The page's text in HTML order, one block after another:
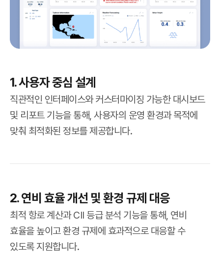
1. 사용자 중심 설계
직관적인 인터페이스와 커스터마이징 가능한 대시보드
및 리포트 기능을 통해, 사용자의 운영 환경과 목적에
맞춰 최적화된 정보를 제공합니다.
2. 연비 효율 개선 및 환경 규제 대응
최적 항로 계산과 CII 등급 분석 기능을 통해, 연비
효율을 높이고 환경 규제에 효과적으로 대응할 수
있도록 지원합니다.